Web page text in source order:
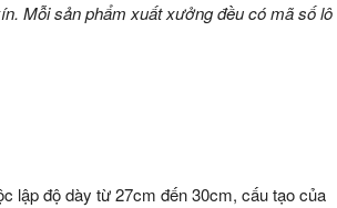
Mỗi sản phẩm xuất xưởng đều có mã số lô
lập độ dày từ 27cm đến 30cm, cấu tạo của